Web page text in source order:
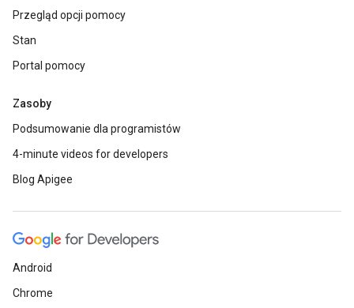
Przegląd opcji pomocy
Stan
Portal pomocy
Zasoby
Podsumowanie dla programistów
4-minute videos for developers
Blog Apigee
Android
Chrome